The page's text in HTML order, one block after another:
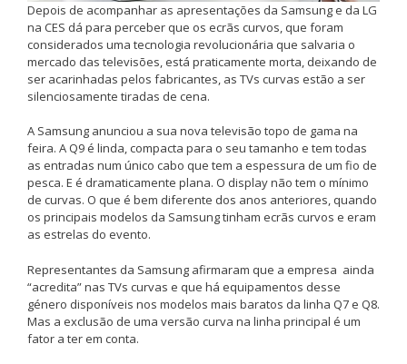
Depois de acompanhar as apresentações da Samsung e da LG
na CES dá para perceber que os ecrãs curvos, que foram
considerados uma tecnologia revolucionária que salvaria o
mercado das televisões, está praticamente morta, deixando de
ser acarinhadas pelos fabricantes, as TVs curvas estão a ser
silenciosamente tiradas de cena.
A Samsung anunciou a sua nova televisão topo de gama na
feira. A Q9 é linda, compacta para o seu tamanho e tem todas
as entradas num único cabo que tem a espessura de um fio de
pesca. E é dramaticamente plana. O display não tem o mínimo
de curvas. O que é bem diferente dos anos anteriores, quando
os principais modelos da Samsung tinham ecrãs curvos e eram
as estrelas do evento.
Representantes da Samsung afirmaram que a empresa ainda
“acredita” nas TVs curvas e que há equipamentos desse
género disponíveis nos modelos mais baratos da linha Q7 e Q8.
Mas a exclusão de uma versão curva na linha principal é um
fator a ter em conta.